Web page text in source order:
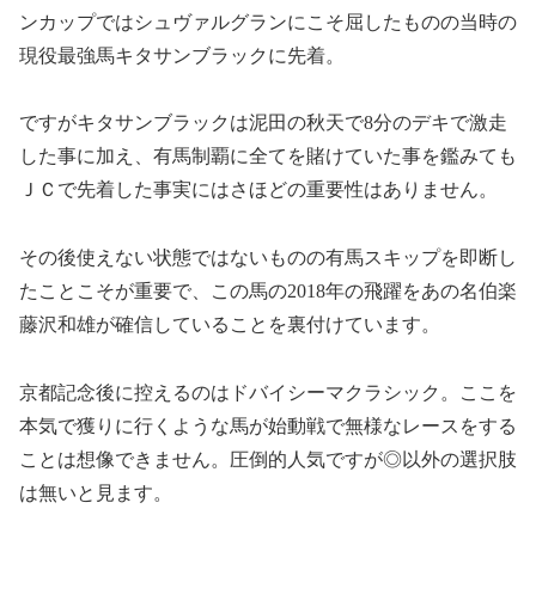
ンカップではシュヴァルグランにこそ屈したものの当時の
現役最強馬キタサンブラックに先着。
ですがキタサンブラックは泥田の秋天で8分のデキで激走
した事に加え、有馬制覇に全てを賭けていた事を鑑みても
ＪＣで先着した事実にはさほどの重要性はありません。
その後使えない状態ではないものの有馬スキップを即断し
たことこそが重要で、この馬の2018年の飛躍をあの名伯楽
藤沢和雄が確信していることを裏付けています。
京都記念後に控えるのはドバイシーマクラシック。ここを
本気で獲りに行くような馬が始動戦で無様なレースをする
ことは想像できません。圧倒的人気ですが◎以外の選択肢
は無いと見ます。